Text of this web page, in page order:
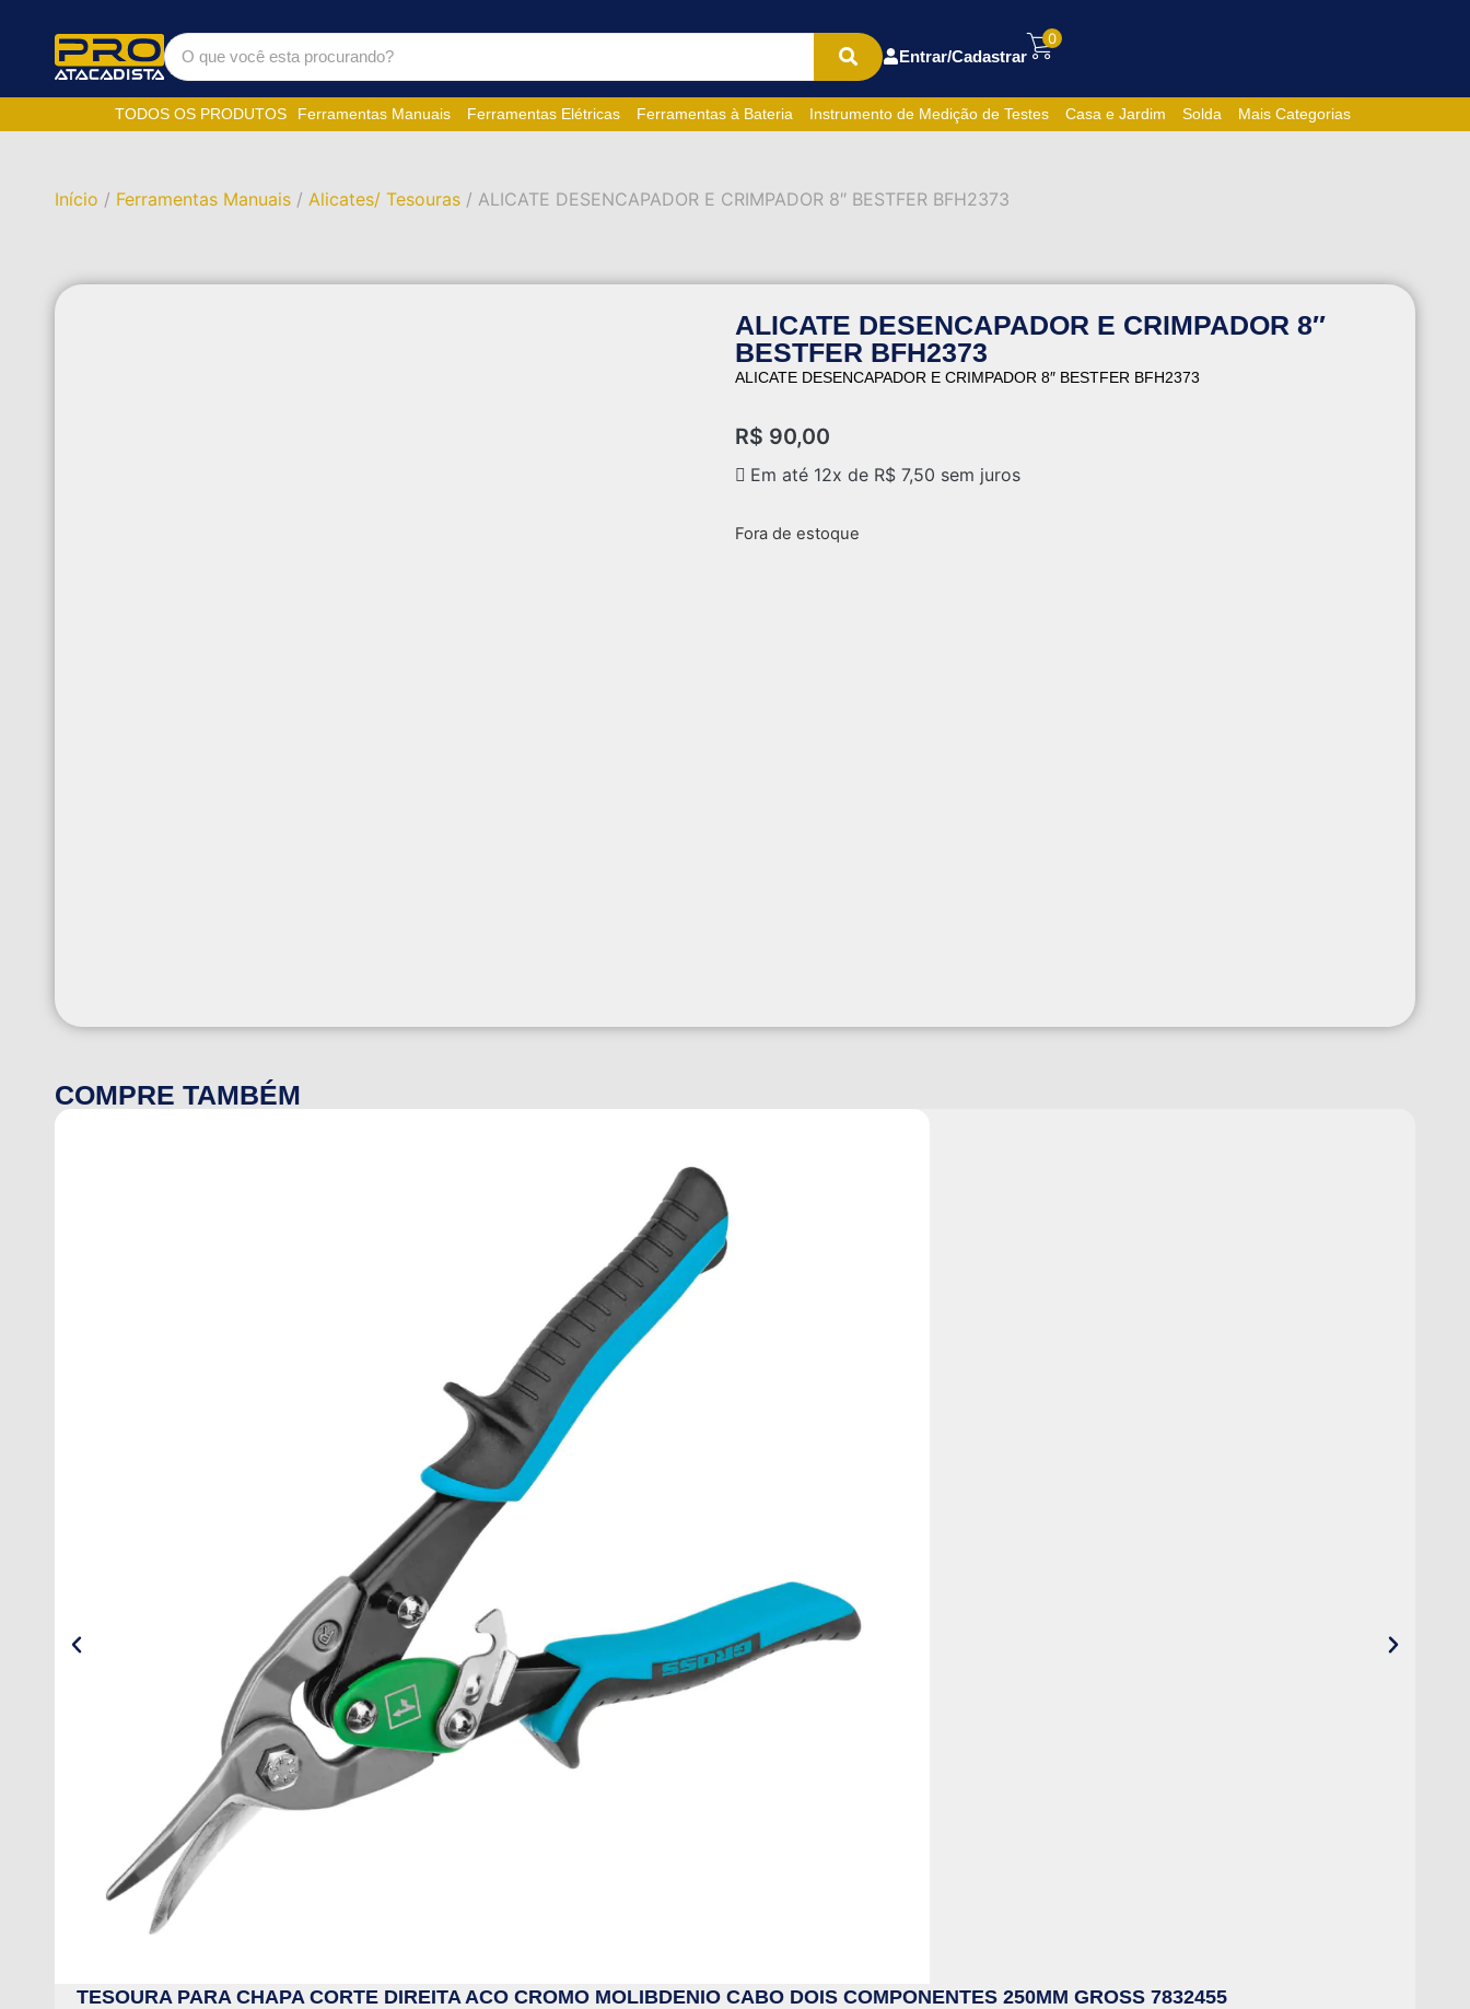
Entrar/Cadastrar
0
TODOS OS PRODUTOS Ferramentas Manuais Ferramentas Elétricas Ferramentas à Bateria Instrumento de Medição de Testes Casa e Jardim Solda Mais Categorias
Início / Ferramentas Manuais / Alicates/ Tesouras / ALICATE DESENCAPADOR E CRIMPADOR 8″ BESTFER BFH2373
ALICATE DESENCAPADOR E CRIMPADOR 8″
BESTFER BFH2373
ALICATE DESENCAPADOR E CRIMPADOR 8″ BESTFER BFH2373
R$ 90,00
Em até 12x de R$ 7,50 sem juros
Fora de estoque
COMPRE TAMBÉM
TESOURA PARA CHAPA CORTE DIREITA ACO CROMO MOLIBDENIO CABO DOIS COMPONENTES 250MM GROSS 7832455